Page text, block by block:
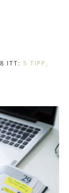
ITT: 5 TIPP,